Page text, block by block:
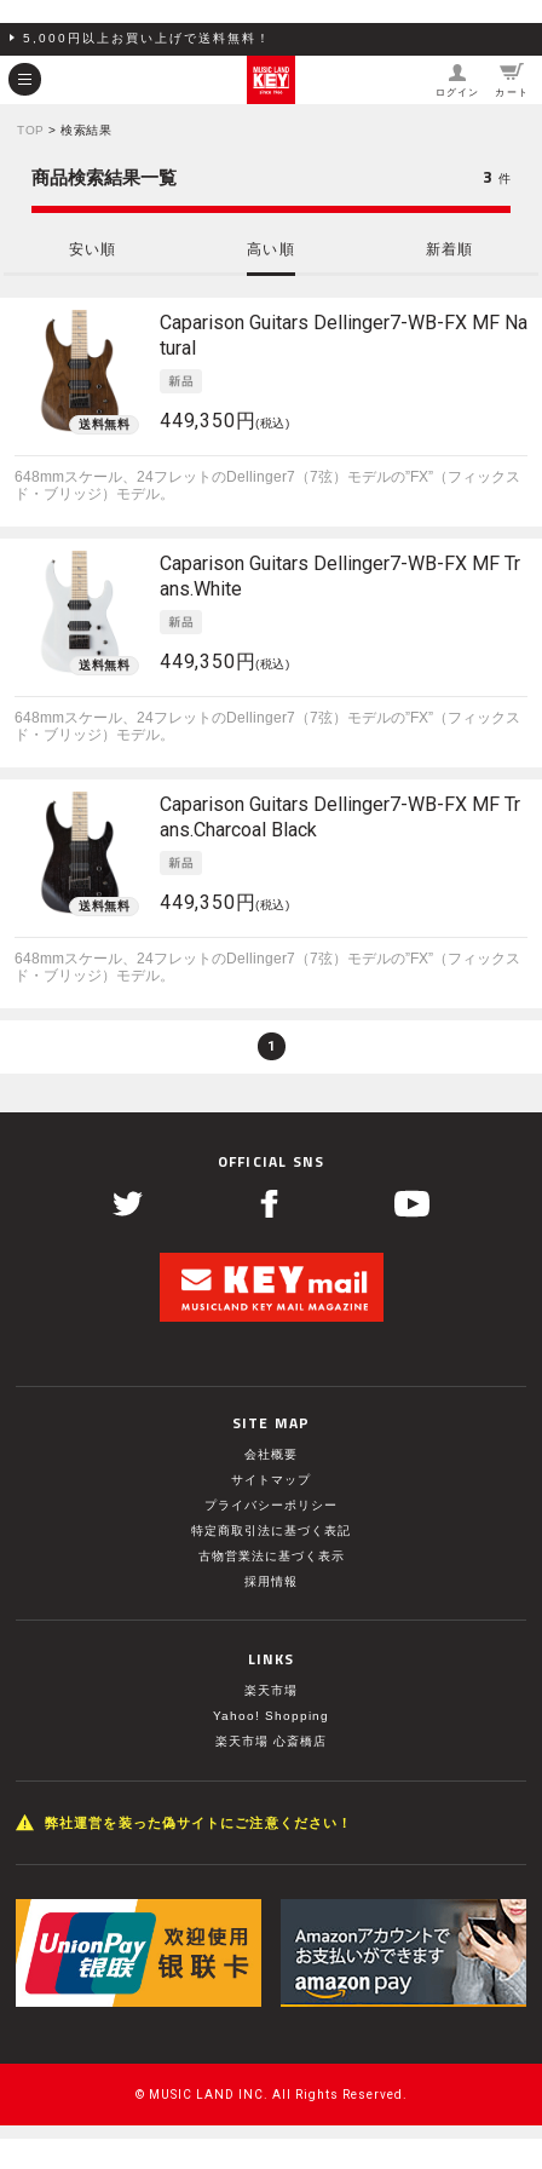
5,000円以上お買い上げで送料無料！
ログイン カート
TOP > 検索結果
安い順 高い順 新着順
商品検索結果一覧 3 件
Caparison Guitars Dellinger7-WB-FX MF Na
tural
449,350円(税込)
648mmスケール、24フレットのDellinger7（7弦）モデルの”FX”（フィックス
ド・ブリッジ）モデル。
Caparison Guitars Dellinger7-WB-FX MF Tr
ans.White
449,350円(税込)
648mmスケール、24フレットのDellinger7（7弦）モデルの”FX”（フィックス
ド・ブリッジ）モデル。
Caparison Guitars Dellinger7-WB-FX MF Tr
ans.Charcoal Black
449,350円(税込)
648mmスケール、24フレットのDellinger7（7弦）モデルの”FX”（フィックス
ド・ブリッジ）モデル。
1
OFFICIAL SNS
SITE MAP
会社概要
サイトマップ
プライバシーポリシー
特定商取引法に基づく表記
古物営業法に基づく表示
採用情報
LINKS
楽天市場
Yahoo! Shopping
楽天市場 心斎橋店
弊社運営を装った偽サイトにご注意ください！
© MUSIC LAND INC. All Rights Reserved.